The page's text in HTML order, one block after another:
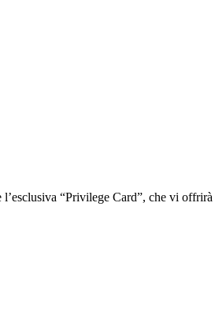
“Privilege Card”, che vi